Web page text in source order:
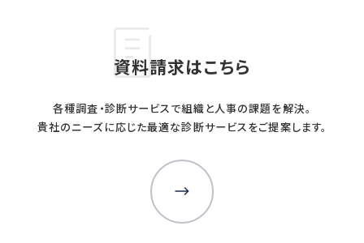
資料請求はこちら
各種調査・診断サービスで組織と人事の課題を解決。
貴社のニーズに応じた最適な診断サービスをご提案します。